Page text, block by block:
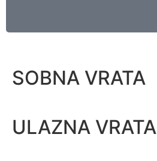
SOBNA VRATA
ULAZNA VRATA